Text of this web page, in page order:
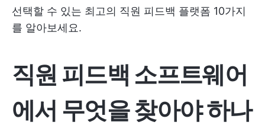
선택할 수 있는 최고의 직원 피드백 플랫폼 10가지
를 알아보세요.
직원 피드백 소프트웨어
에서 무엇을 찾아야 하나